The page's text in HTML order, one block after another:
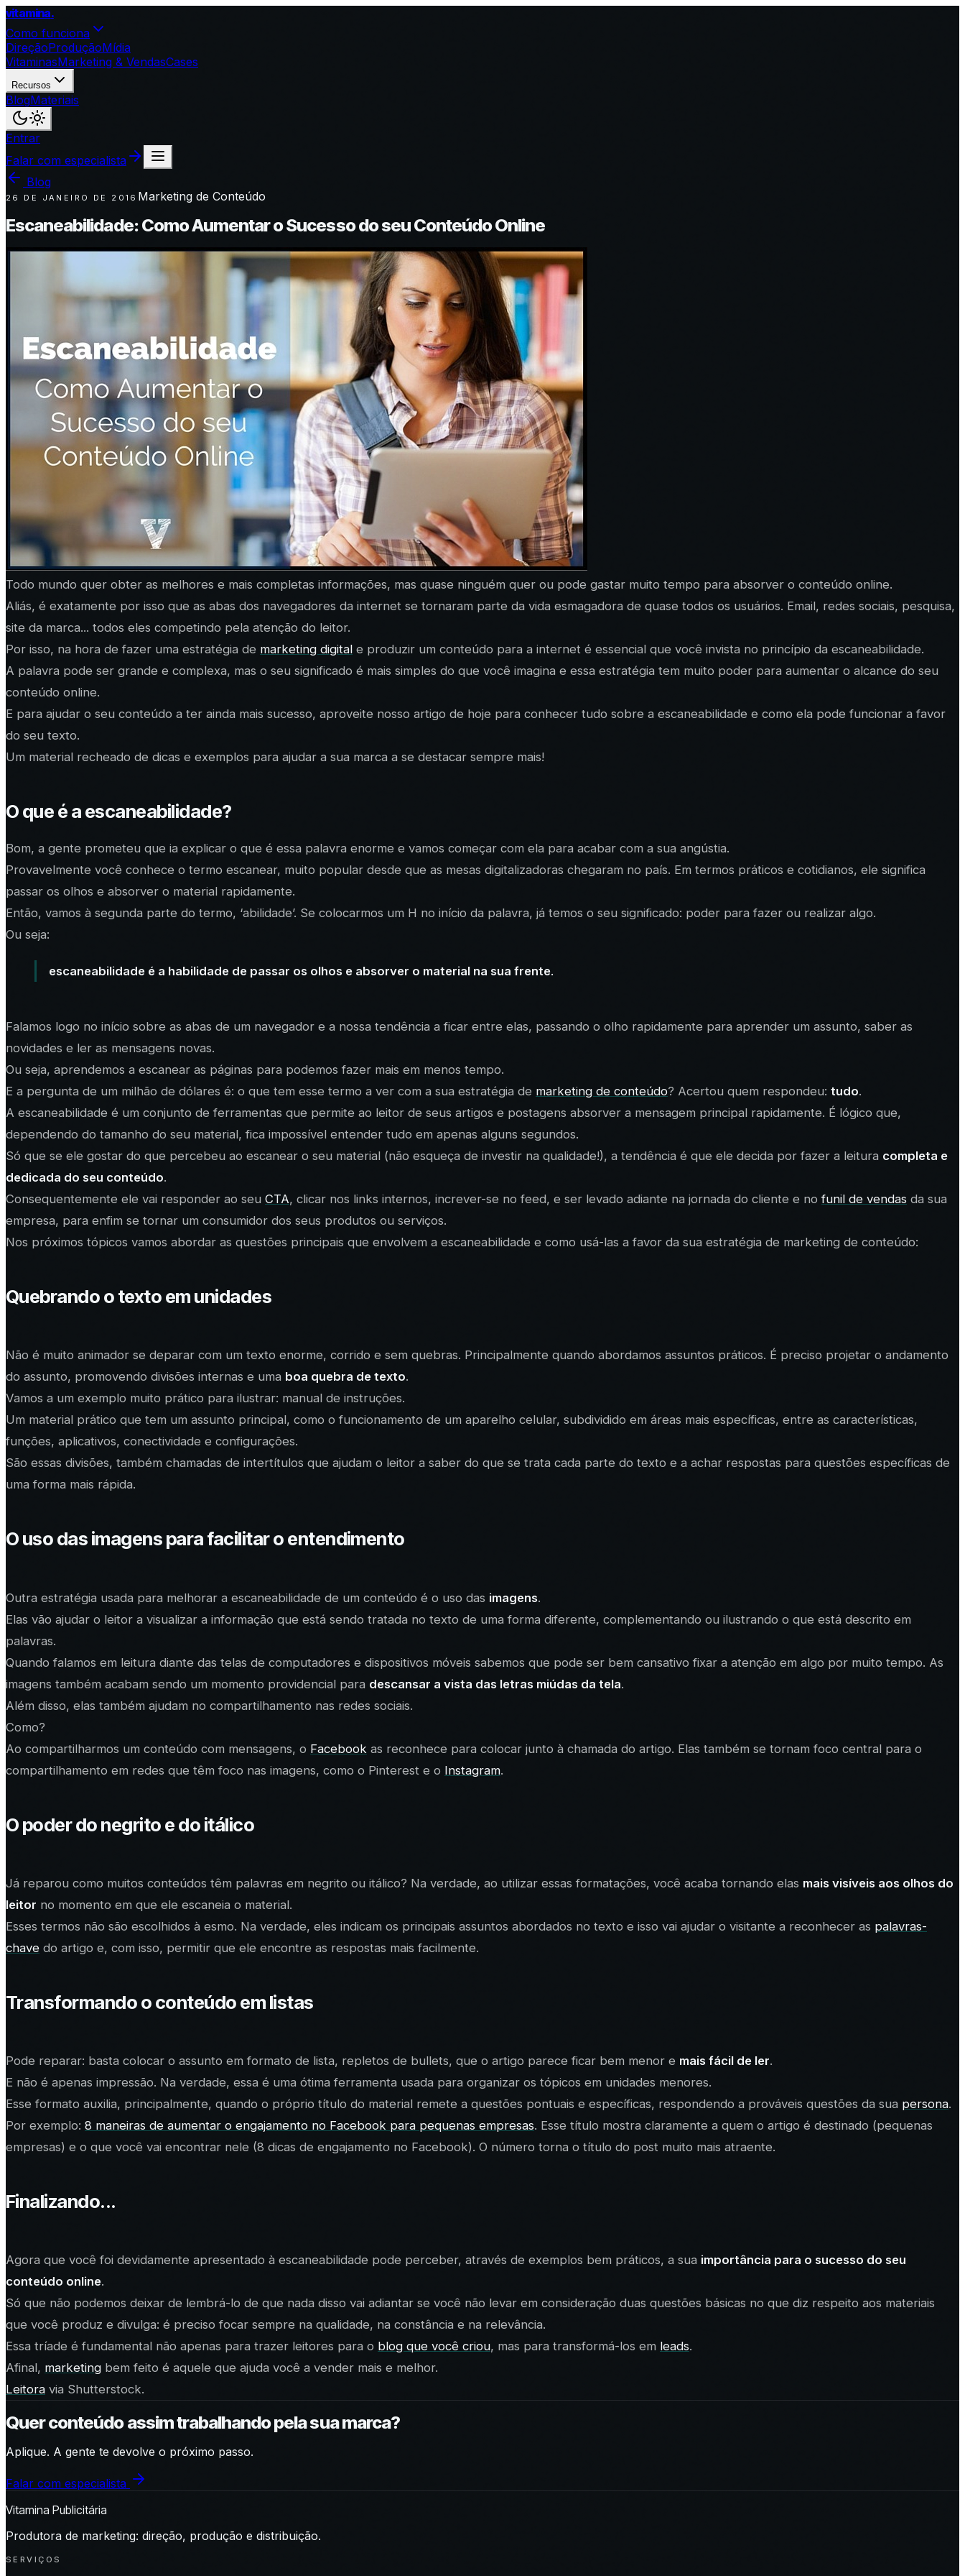
vitamina.
Como funciona
DireçãoProduçãoMídia
VitaminasMarketing & VendasCases
Recursos
BlogMateriais
Entrar
Falar com especialista
Blog
26 DE JANEIRO DE 2016 Marketing de Conteúdo
Escaneabilidade: Como Aumentar o Sucesso do seu Conteúdo Online
Todo mundo quer obter as melhores e mais completas informações, mas quase ninguém quer ou pode gastar muito tempo para absorver o conteúdo online.
Aliás, é exatamente por isso que as abas dos navegadores da internet se tornaram parte da vida esmagadora de quase todos os usuários. Email, redes sociais, pesquisa,
site da marca... todos eles competindo pela atenção do leitor.
Por isso, na hora de fazer uma estratégia de marketing digital e produzir um conteúdo para a internet é essencial que você invista no princípio da escaneabilidade.
A palavra pode ser grande e complexa, mas o seu significado é mais simples do que você imagina e essa estratégia tem muito poder para aumentar o alcance do seu
conteúdo online.
E para ajudar o seu conteúdo a ter ainda mais sucesso, aproveite nosso artigo de hoje para conhecer tudo sobre a escaneabilidade e como ela pode funcionar a favor
do seu texto.
Um material recheado de dicas e exemplos para ajudar a sua marca a se destacar sempre mais!
O que é a escaneabilidade?
Bom, a gente prometeu que ia explicar o que é essa palavra enorme e vamos começar com ela para acabar com a sua angústia.
Provavelmente você conhece o termo escanear, muito popular desde que as mesas digitalizadoras chegaram no país. Em termos práticos e cotidianos, ele significa
passar os olhos e absorver o material rapidamente.
Então, vamos à segunda parte do termo, ‘abilidade’. Se colocarmos um H no início da palavra, já temos o seu significado: poder para fazer ou realizar algo.
Ou seja:
escaneabilidade é a habilidade de passar os olhos e absorver o material na sua frente.
Falamos logo no início sobre as abas de um navegador e a nossa tendência a ficar entre elas, passando o olho rapidamente para aprender um assunto, saber as
novidades e ler as mensagens novas.
Ou seja, aprendemos a escanear as páginas para podemos fazer mais em menos tempo.
E a pergunta de um milhão de dólares é: o que tem esse termo a ver com a sua estratégia de marketing de conteúdo? Acertou quem respondeu: tudo.
A escaneabilidade é um conjunto de ferramentas que permite ao leitor de seus artigos e postagens absorver a mensagem principal rapidamente. É lógico que,
dependendo do tamanho do seu material, fica impossível entender tudo em apenas alguns segundos.
Só que se ele gostar do que percebeu ao escanear o seu material (não esqueça de investir na qualidade!), a tendência é que ele decida por fazer a leitura completa e
dedicada do seu conteúdo.
Consequentemente ele vai responder ao seu CTA, clicar nos links internos, increver-se no feed, e ser levado adiante na jornada do cliente e nofunil de vendas da sua
empresa, para enfim se tornar um consumidor dos seus produtos ou serviços.
Nos próximos tópicos vamos abordar as questões principais que envolvem a escaneabilidade e como usá-las a favor da sua estratégia de marketing de conteúdo:
Quebrando o texto em unidades
Não é muito animador se deparar com um texto enorme, corrido e sem quebras. Principalmente quando abordamos assuntos práticos. É preciso projetar o andamento
do assunto, promovendo divisões internas e uma boa quebra de texto.
Vamos a um exemplo muito prático para ilustrar: manual de instruções.
Um material prático que tem um assunto principal, como o funcionamento de um aparelho celular, subdividido em áreas mais específicas, entre as características,
funções, aplicativos, conectividade e configurações.
São essas divisões, também chamadas de intertítulos que ajudam o leitor a saber do que se trata cada parte do texto e a achar respostas para questões específicas de
uma forma mais rápida.
O uso das imagens para facilitar o entendimento
Outra estratégia usada para melhorar a escaneabilidade de um conteúdo é o uso das imagens.
Elas vão ajudar o leitor a visualizar a informação que está sendo tratada no texto de uma forma diferente, complementando ou ilustrando o que está descrito em
palavras.
Quando falamos em leitura diante das telas de computadores e dispositivos móveis sabemos que pode ser bem cansativo fixar a atenção em algo por muito tempo. As
imagens também acabam sendo um momento providencial para descansar a vista das letras miúdas da tela.
Além disso, elas também ajudam no compartilhamento nas redes sociais.
Como?
Ao compartilharmos um conteúdo com mensagens, o Facebook as reconhece para colocar junto à chamada do artigo. Elas também se tornam foco central para o
compartilhamento em redes que têm foco nas imagens, como o Pinterest e o Instagram.
O poder do negrito e do itálico
Já reparou como muitos conteúdos têm palavras em negrito ou itálico? Na verdade, ao utilizar essas formatações, você acaba tornando elas mais visíveis aos olhos do
leitor no momento em que ele escaneia o material.
Esses termos não são escolhidos à esmo. Na verdade, eles indicam os principais assuntos abordados no texto e isso vai ajudar o visitante a reconhecer as palavras-
chave do artigo e, com isso, permitir que ele encontre as respostas mais facilmente.
Transformando o conteúdo em listas
Pode reparar: basta colocar o assunto em formato de lista, repletos de bullets, que o artigo parece ficar bem menor e mais fácil de ler.
E não é apenas impressão. Na verdade, essa é uma ótima ferramenta usada para organizar os tópicos em unidades menores.
Esse formato auxilia, principalmente, quando o próprio título do material remete a questões pontuais e específicas, respondendo a prováveis questões da sua persona.
Por exemplo: 8 maneiras de aumentar o engajamento no Facebook para pequenas empresas. Esse título mostra claramente a quem o artigo é destinado (pequenas
empresas) e o que você vai encontrar nele (8 dicas de engajamento no Facebook). O número torna o título do post muito mais atraente.
Finalizando...
Agora que você foi devidamente apresentado à escaneabilidade pode perceber, através de exemplos bem práticos, a sua importância para o sucesso do seu
conteúdo online.
Só que não podemos deixar de lembrá-lo de que nada disso vai adiantar se você não levar em consideração duas questões básicas no que diz respeito aos materiais
que você produz e divulga: é preciso focar sempre na qualidade, na constância e na relevância.
Essa tríade é fundamental não apenas para trazer leitores para o blog que você criou, mas para transformá-los em leads.
Afinal, marketing bem feito é aquele que ajuda você a vender mais e melhor.
Leitora via Shutterstock.
Quer conteúdo assim trabalhando pela sua marca?
Aplique. A gente te devolve o próximo passo.
Falar com especialista
Vitamina Publicitária
Produtora de marketing: direção, produção e distribuição.
SERVIÇOS